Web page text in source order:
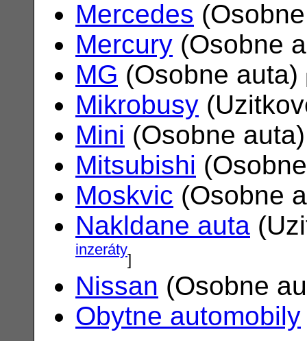
Mercedes
Mercury (Osobne
MG (Osobne auta)
Mikrobusy
Mini (Osobne
Mitsubishi
Moskvic (Osobne
Nakldane auta
inzeráty]
Nissan (Osobne
Obytne automobily